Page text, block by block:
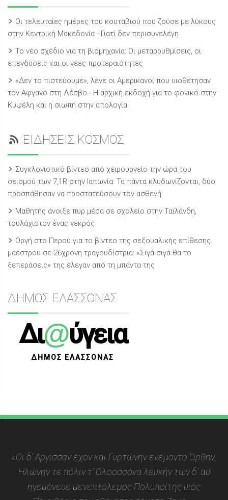
Οι τελευταίες ημέρες του κουταβιού που ζούσε με λύκους
στην Κεντρική Μακεδονία - Γιατί δεν περισυνελέγη
Το νέο σχέδιο για τη βιομηχανία: Οι μεταρρυθμίσεις, οι
επενδύσεις και οι νέες προτεραιότητες
«Δεν το πιστεύουμε», λένε οι Αμερικανοί που υιοθέτησαν
τον Αφγανό στη Λέσβο - Η αρχική εκδοχή για το φονικό στην
Κυψέλη και η σιωπή στην απολογία
ΕΙΔΗΣΕΙΣ ΚΟΣΜΟΣ
Συγκλονιστικό βίντεο από χειρουργείο την ώρα του
σεισμού των 7,1R στην Ιαπωνία: Τα πάντα κλυδωνίζονται, δύο
προσπάθησαν να προστατεύσουν τον ασθενή
Μαθητής άνοιξε πυρ μέσα σε σχολείο στην Ταϊλάνδη,
τουλάχιστον ένας νεκρός
Οργή στο Περού για το βίντεο της σεξουαλικής επίθεσης
μαέστρου σε 26χρονη τραγουδίστρια: «Σιγά-σιγά θα το
ξεπεράσεις» της έλεγαν από τη μπάντα της
ΔΗΜΟΣ ΕΛΑΣΣΟΝΑΣ
Δι@ύγεια
ΔΗΜΟΣ ΕΛΑΣΣΟΝΑΣ
«Οι δ’ Αργισσαν έχον και Γυρτώνην ενέμοντο Όρθην,
Ηλώνην τε πόλιν τ’ Ολοοσσόνα λευκήν των δ’ αυ
ηγεμόνευε μενεπτόλεμος Πολυποίτης υιός